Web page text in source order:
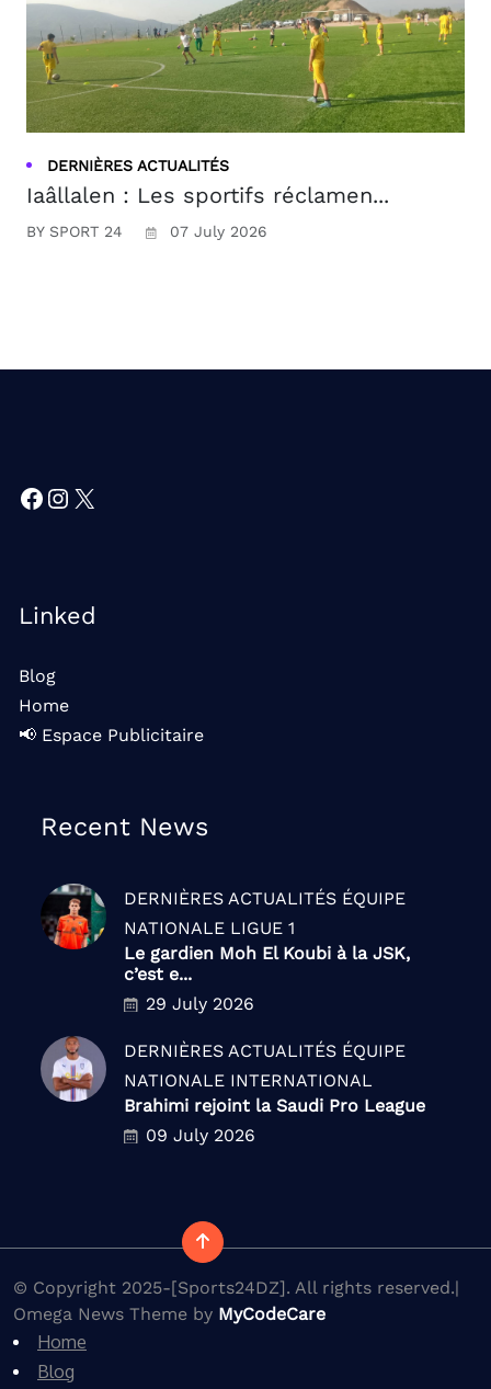
DERNIÈRES ACTUALITÉS
Iaâllalen : Les sportifs réclamen...
BY SPORT 24 07 July 2026
Facebook
Instagram
X
Linked
Blog
Home
📢 Espace Publicitaire
Recent News
DERNIÈRES ACTUALITÉS ÉQUIPE
NATIONALE LIGUE 1
Le gardien Moh El Koubi à la JSK,
c’est e...
29 July 2026
DERNIÈRES ACTUALITÉS ÉQUIPE
NATIONALE INTERNATIONAL
Brahimi rejoint la Saudi Pro League
09 July 2026
© Copyright 2025-[Sports24DZ]. All rights reserved.|
Omega News Theme by MyCodeCare
Home
Blog